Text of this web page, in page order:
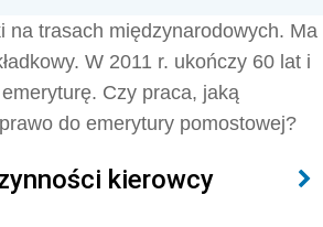
na trasach międzynarodowych. Ma
W 2011 r. ukończy 60 lat i
Czy praca, jaką
do emerytury pomostowej?
kierowcy